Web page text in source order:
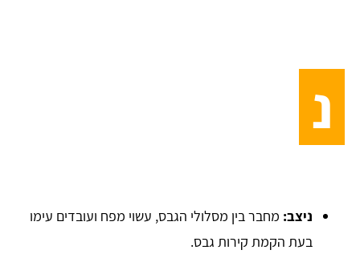
נ
ניצב: מחבר בין מסלולי הגבס, עשוי מפח ועובדים עימו
בעת הקמת קירות גבס.